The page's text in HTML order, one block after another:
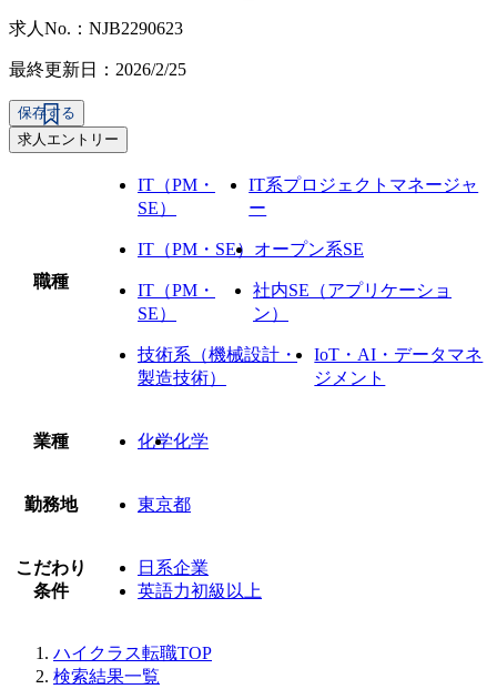
求人No.：NJB2290623
最終更新日：2026/2/25
保存する
求人エントリー
職種
IT（PM・
SE）
IT系プロジェクトマネージャ
ー
IT（PM・SE） オープン系SE
IT（PM・
SE）
社内SE（アプリケーショ
ン）
技術系（機械設計・
製造技術）
IoT・AI・データマネ
ジメント
業種 化学化学
勤務地 東京都
こだわり
条件
日系企業
英語力初級以上
ハイクラス転職TOP
検索結果一覧